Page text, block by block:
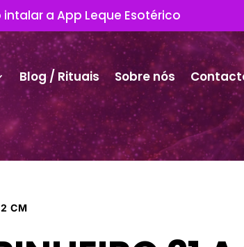
intalar a App Leque Esotérico
Blog / Rituais Sobre nós
CM